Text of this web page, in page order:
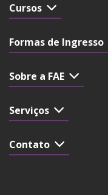
Cursos
Formas de Ingresso
Sobre a FAE
Serviços
Contato